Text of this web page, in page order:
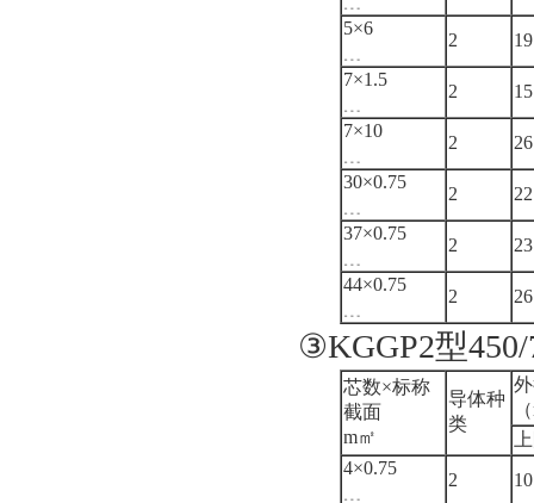
5×6
2
7×1.5
2
7×10
2
30×0.75
2
37×0.75
2
44×0.75
2
③KGGP2型
芯数×标称
截面
m㎡
导体种
类
4×0.75
2